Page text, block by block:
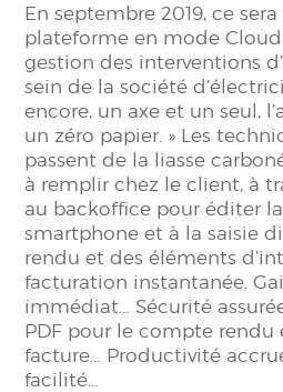
En septembre 2019, ce
plateforme en mode
gestion des interventions
sein de la société
encore, un axe et un seul,
un zéro papier. » Les
passent de la liasse
à remplir chez le client, à
au backoffice pour éditer
smartphone et à la saisie
rendu et des éléments
facturation instantanée.
immédiat… Sécurité
PDF pour le compte
facture… Productivité
facilité…